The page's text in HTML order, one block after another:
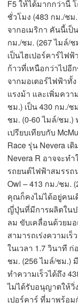
F5 ให้ได้มากกว่านี้
ชั่วโมง (483 กม./ช
จากอเมริกา คันนี้เป็
กม./ชม. (267 ไมล์/ช
เป็นไฮเปอร์คาร์ไฟ
ก้าวที่เหนือกว่าไปอี
จากมอเตอร์ไฟฟ้าทั้
แรงม้า และเพิ่มควา
ชม.) เป็น 430 กม./ช
ชม. (0-60 ไมล์/ชม.)
เปรียบเทียบกับ
Race รุ่น Nevera เ
Nevera R อาจจะท
รถยนต์ไฟฟ้าสมรรถ
Owl – 413 กม./ชม.
คุณก็คงไม่ได้อยู่คนเ
ญี่ปุ่นที่มีการผลิตใน
ลม ขับเคลื่อนด้วยมอ
สามารถเร่งความเ
ในเวลา 1.7 วินาที
ชม. (256 ไมล์/ชม.)
ทำความเร็วได้ถึง
ไม่ได้รับอนุญาตให้
เปอร์คาร์ ที่มาพร้อ